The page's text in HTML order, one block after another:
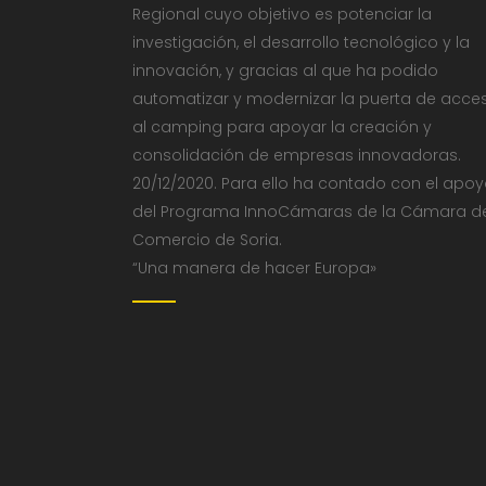
Regional cuyo objetivo es potenciar la
investigación, el desarrollo tecnológico y la
innovación, y gracias al que ha podido
automatizar y modernizar la puerta de
al camping para apoyar la creación y
consolidación de empresas innovadoras.
20/12/2020. Para ello ha contado con el
del Programa InnoCámaras de la Cámara
Comercio de Soria.
“Una manera de hacer Europa»